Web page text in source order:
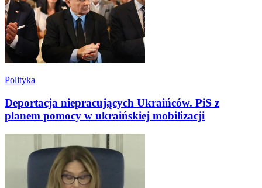
Polityka
Deportacja niepracujących Ukraińców. PiS z
planem pomocy w ukraińskiej mobilizacji